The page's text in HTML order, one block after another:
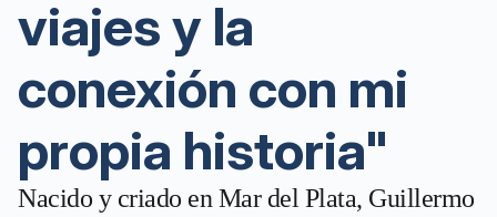
viajes y la
conexión con mi
propia historia"
Nacido y criado en Mar del Plata, Guillermo